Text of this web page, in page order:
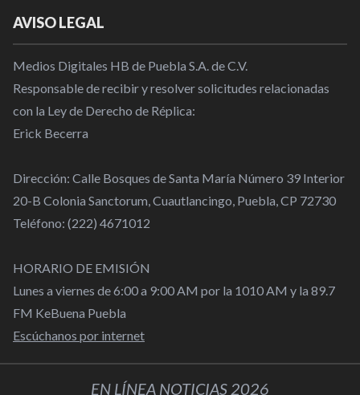
AVISO LEGAL
Medios Digitales HB de Puebla S.A. de C.V.
Responsable de recibir y resolver solicitudes relacionadas
con la Ley de Derecho de Réplica:
Erick Becerra
Dirección: Calle Bosques de Santa María Número 39 Interior
20-B Colonia Sanctorum, Cuautlancingo, Puebla, CP 72730
Teléfono: (222) 4671012
HORARIO DE EMISIÓN
Lunes a viernes de 6:00 a 9:00 AM por la 1010 AM y la 89.7
FM KeBuena Puebla
Escúchanos por internet
EN LÍNEA NOTICIAS 2026